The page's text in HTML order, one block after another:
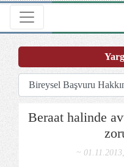
Toggle navigation
Beraat halinde
~ 01.11.2013,